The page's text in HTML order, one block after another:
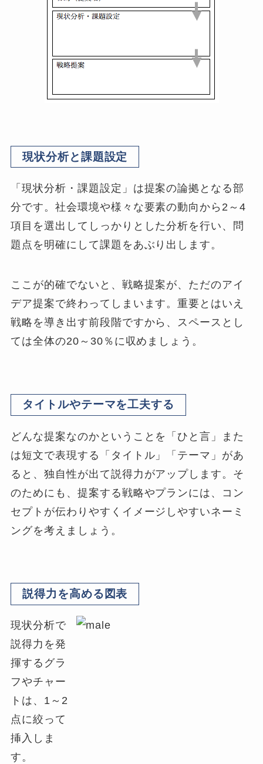
現状分析と課題設定
「現状分析・課題設定」は提案の論拠となる部
分です。社会環境や様々な要素の動向から2～4
項目を選出してしっかりとした分析を行い、問
題点を明確にして課題をあぶり出します。
ここが的確でないと、戦略提案が、ただのアイ
デア提案で終わってしまいます。重要とはいえ
戦略を導き出す前段階ですから、スペースとし
ては全体の20～30％に収めましょう。
タイトルやテーマを工夫する
どんな提案なのかということを「ひと言」また
は短文で表現する「タイトル」「テーマ」があ
ると、独自性が出て説得力がアップします。そ
のためにも、提案する戦略やプランには、コン
セプトが伝わりやすくイメージしやすいネーミ
ングを考えましょう。
説得力を高める図表
現状分析で
説得力を発
揮するグラ
フやチャー
トは、1～2
点に絞って
挿入しま
す。